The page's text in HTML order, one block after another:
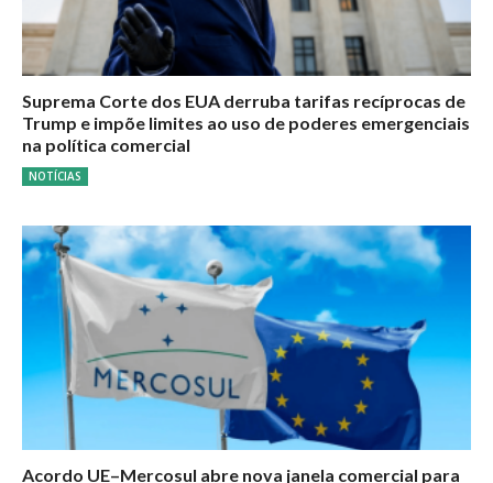
Suprema Corte dos EUA derruba tarifas recíprocas de
Trump e impõe limites ao uso de poderes emergenciais
na política comercial
NOTÍCIAS
Acordo UE–Mercosul abre nova janela comercial para